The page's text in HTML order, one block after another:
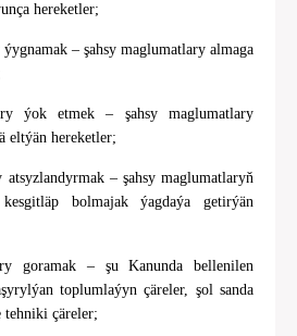
hereketler;
– şahsy maglumatlary almaga
ýok etmek – şahsy maglumatlary
eltýän hereketler;
atsyzlandyrmak – şahsy maglumatlaryň
bolmajak ýagdaýa getirýän
goramak – şu Kanunda bellenilen
toplumlaýyn çäreler, şol sanda
tehniki çäreler;